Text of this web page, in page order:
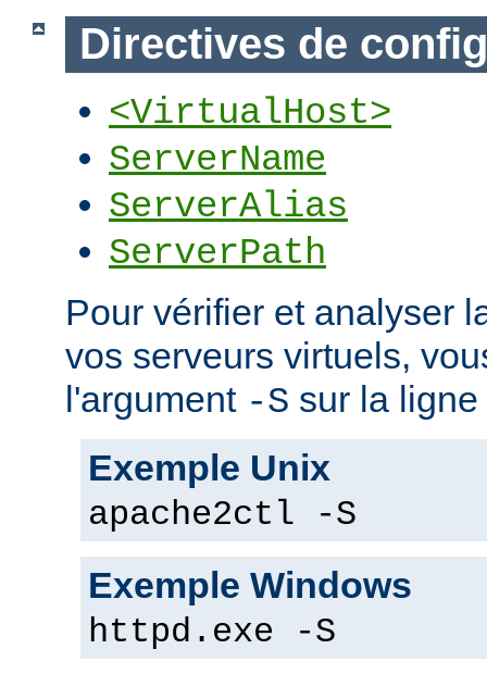
Directives de
<VirtualHost>
ServerName
ServerAlias
ServerPath
Pour vérifier et analyser
vos serveurs virtuels,
l'argument -S sur la
Exemple Unix
apache2ctl -S
Exemple Windows
httpd.exe -S